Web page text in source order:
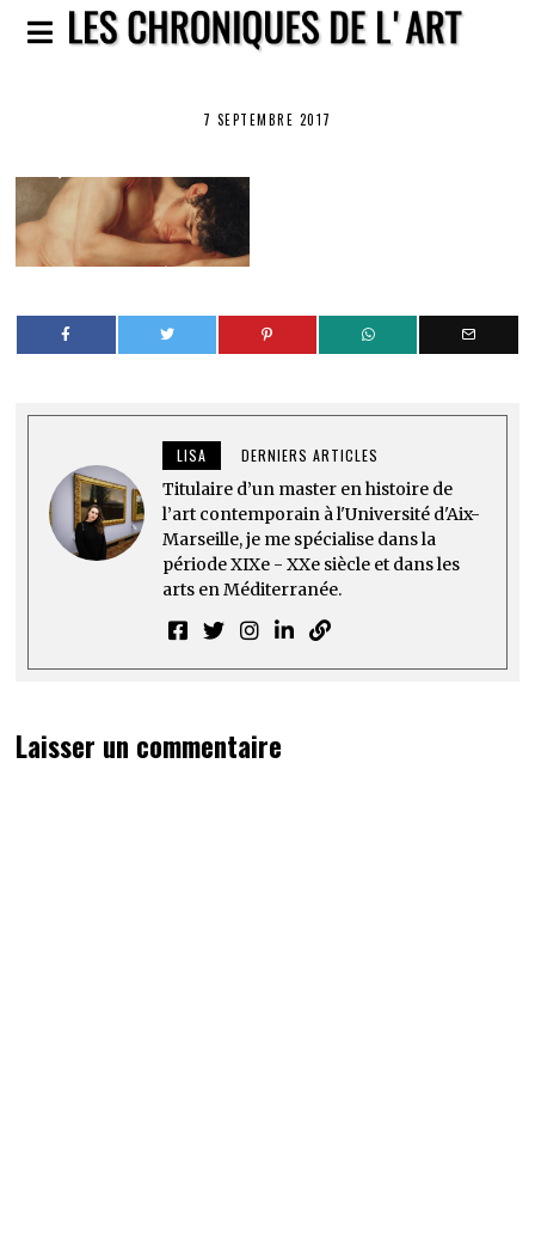
7 SEPTEMBRE 2017
LISA DERNIERS ARTICLES
Titulaire d’un master en histoire de
l’art contemporain à l'Université d'Aix-
Marseille, je me spécialise dans la
période XIXe - XXe siècle et dans les
arts en Méditerranée.
Laisser un commentaire